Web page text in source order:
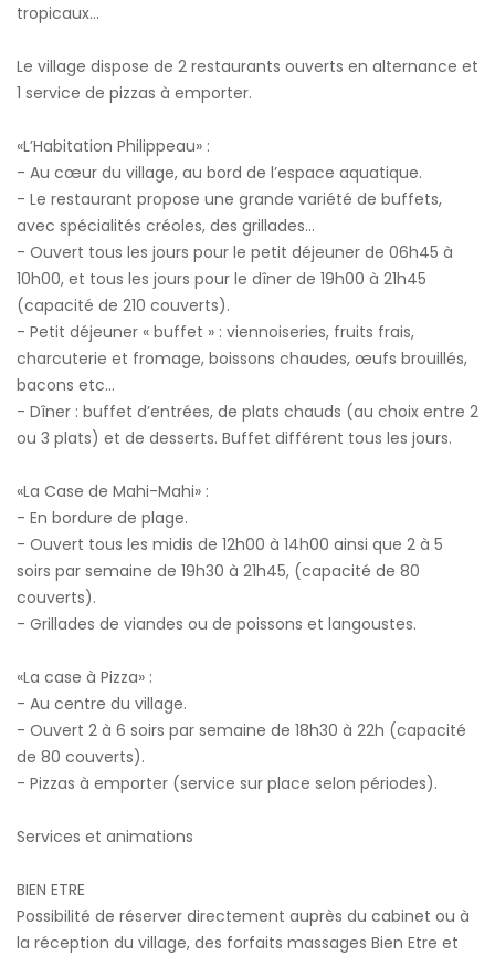
tropicaux...
Le village dispose de 2 restaurants ouverts en alternance et
1 service de pizzas à emporter.
«L’Habitation Philippeau» :
- Au cœur du village, au bord de l’espace aquatique.
- Le restaurant propose une grande variété de buffets,
avec spécialités créoles, des grillades…
- Ouvert tous les jours pour le petit déjeuner de 06h45 à
10h00, et tous les jours pour le dîner de 19h00 à 21h45
(capacité de 210 couverts).
- Petit déjeuner « buffet » : viennoiseries, fruits frais,
charcuterie et fromage, boissons chaudes, œufs brouillés,
bacons etc…
- Dîner : buffet d’entrées, de plats chauds (au choix entre 2
ou 3 plats) et de desserts. Buffet différent tous les jours.
«La Case de Mahi-Mahi» :
- En bordure de plage.
- Ouvert tous les midis de 12h00 à 14h00 ainsi que 2 à 5
soirs par semaine de 19h30 à 21h45, (capacité de 80
couverts).
- Grillades de viandes ou de poissons et langoustes.
«La case à Pizza» :
- Au centre du village.
- Ouvert 2 à 6 soirs par semaine de 18h30 à 22h (capacité
de 80 couverts).
- Pizzas à emporter (service sur place selon périodes).
Services et animations
BIEN ETRE
Possibilité de réserver directement auprès du cabinet ou à
la réception du village, des forfaits massages Bien Etre et